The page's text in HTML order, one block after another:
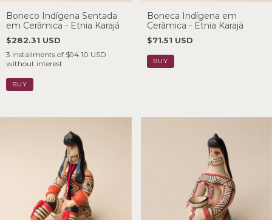
Boneco Indígena Sentada
em Cerâmica - Etnia Karajá
$282.31 USD
3 installments of $94.10 USD
without interest
Boneca Indígena em
Cerâmica - Etnia Karajá
$71.51 USD